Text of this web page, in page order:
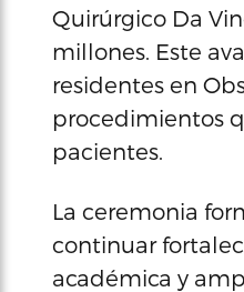
Quirúrgico Da
millones. Este
residentes en
procedimientos
pacientes.
La ceremonia
continuar
académica y